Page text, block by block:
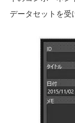
データセットを受